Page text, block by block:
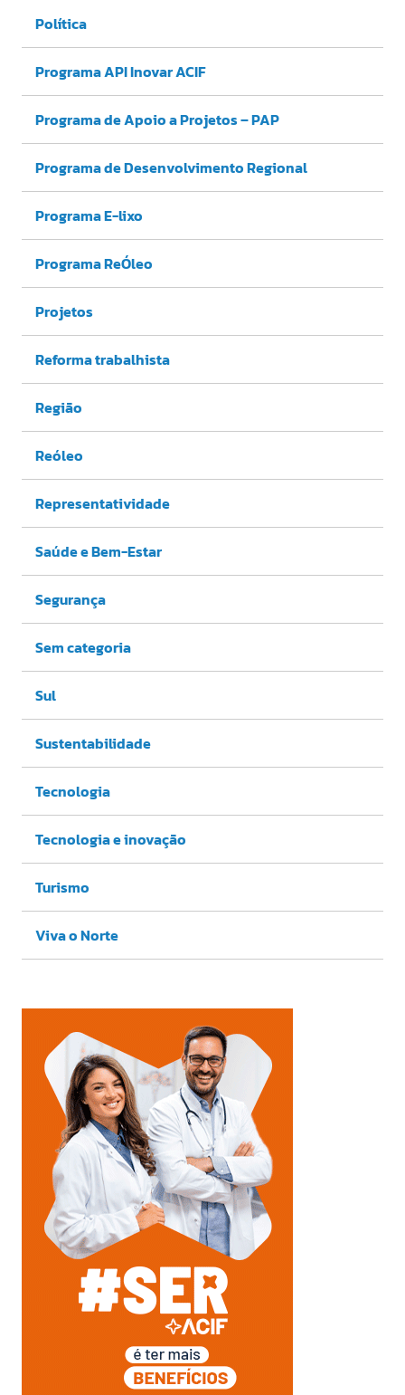
Política
Programa API Inovar ACIF
Programa de Apoio a Projetos – PAP
Programa de Desenvolvimento Regional
Programa E-lixo
Programa ReÓleo
Projetos
Reforma trabalhista
Região
Reóleo
Representatividade
Saúde e Bem-Estar
Segurança
Sem categoria
Sul
Sustentabilidade
Tecnologia
Tecnologia e inovação
Turismo
Viva o Norte